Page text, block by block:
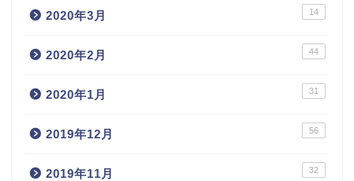
2020年3月 14
2020年2月 44
2020年1月 31
2019年12月 56
2019年11月 32